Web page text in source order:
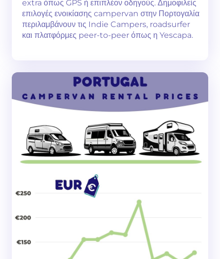
extra όπως GPS ή επιπλέον οδηγούς. Δημοφιλείς
επιλογές ενοικίασης campervan στην Πορτογαλία
περιλαμβάνουν τις Indie Campers, roadsurfer
και πλατφόρμες peer-to-peer όπως η Yescapa.